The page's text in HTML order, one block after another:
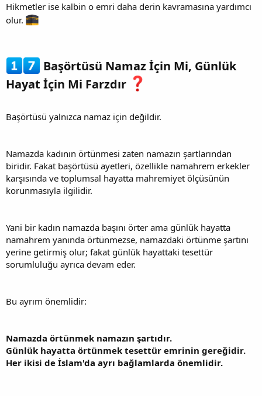
Hikmetler ise kalbin o emri daha derin kavramasına yardımcı
olur.
Başörtüsü Namaz İçin Mi, Günlük
Hayat İçin Mi Farzdır
Başörtüsü yalnızca namaz için değildir.
Namazda kadının örtünmesi zaten namazın şartlarından
biridir. Fakat başörtüsü ayetleri, özellikle namahrem erkekler
karşısında ve toplumsal hayatta mahremiyet ölçüsünün
korunmasıyla ilgilidir.
Yani bir kadın namazda başını örter ama günlük hayatta
namahrem yanında örtünmezse, namazdaki örtünme şartını
yerine getirmiş olur; fakat günlük hayattaki tesettür
sorumluluğu ayrıca devam eder.
Bu ayrım önemlidir:
Namazda örtünmek namazın şartıdır.
Günlük hayatta örtünmek tesettür emrinin gereğidir.
Her ikisi de İslam'da ayrı bağlamlarda önemlidir.